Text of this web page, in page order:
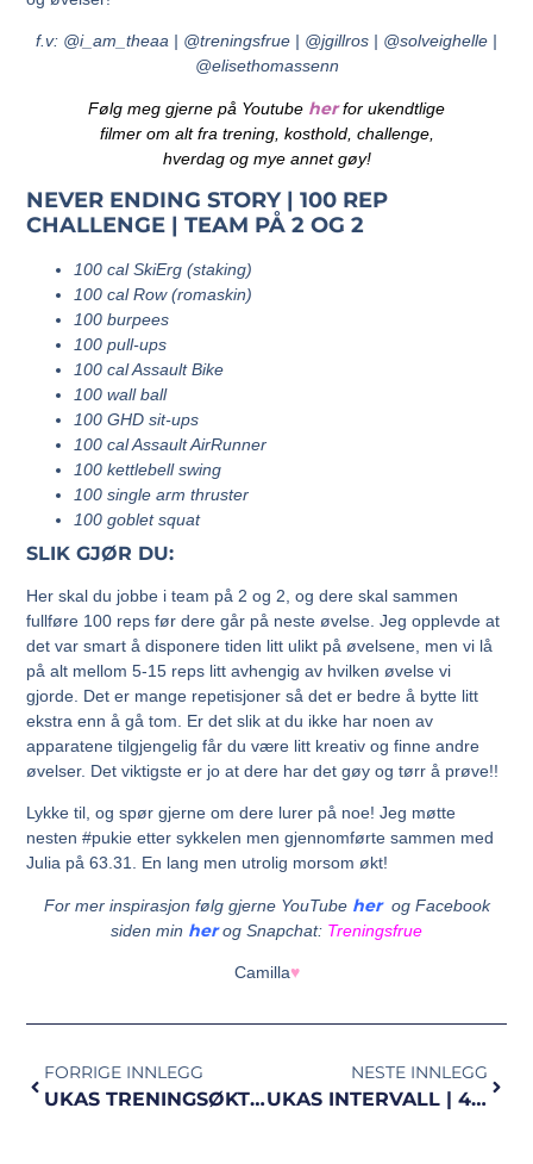
f.v: @i_am_theaa | @treningsfrue | @jgillros | @solveighelle |
@elisethomassenn
Følg meg gjerne på Youtube herfor ukendtlige
filmer om alt fra trening, kosthold, challenge,
hverdag og mye annet gøy!
NEVER ENDING STORY | 100 REP
CHALLENGE | TEAM PÅ 2 OG 2
100 cal SkiErg (staking)
100 cal Row (romaskin)
100 burpees
100 pull-ups
100 cal Assault Bike
100 wall ball
100 GHD sit-ups
100 cal Assault AirRunner
100 kettlebell swing
100 single arm thruster
100 goblet squat
SLIK GJØR DU:
Her skal du jobbe i team på 2 og 2, og dere skal sammen
fullføre 100 reps før dere går på neste øvelse. Jeg opplevde at
det var smart å disponere tiden litt ulikt på øvelsene, men vi lå
på alt mellom 5-15 reps litt avhengig av hvilken øvelse vi
gjorde. Det er mange repetisjoner så det er bedre å bytte litt
ekstra enn å gå tom. Er det slik at du ikke har noen av
apparatene tilgjengelig får du være litt kreativ og finne andre
øvelser. Det viktigste er jo at dere har det gøy og tørr å prøve!!
Lykke til, og spør gjerne om dere lurer på noe! Jeg møtte
nesten #pukie etter sykkelen men gjennomførte sammen med
Julia på 63.31. En lang men utrolig morsom økt!
For mer inspirasjon følg gjerne YouTube herog Facebook
siden min herog Snapchat: Treningsfrue
Camilla♥
FORRIGE INNLEGG
UKAS TRENINGSØKT | crossfit
NESTE INNLEGG
UKAS INTERVALL | 4×5 min med en vri